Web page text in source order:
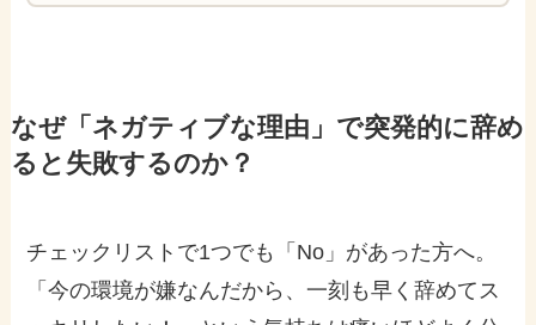
なぜ「ネガティブな理由」で突発的に辞め
ると失敗するのか？
チェックリストで1つでも「No」があった方へ。
「今の環境が嫌なんだから、一刻も早く辞めてス